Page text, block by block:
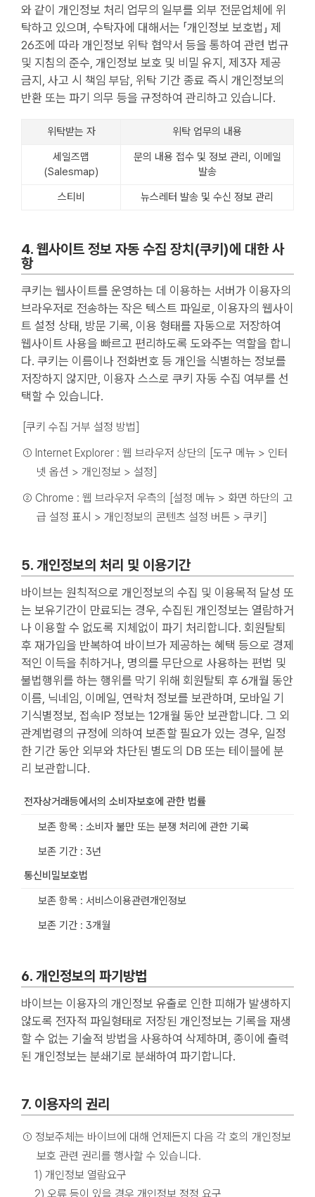
와 같이 개인정보 처리 업무의 일부를 외부 전문업체에 위
탁하고 있으며, 수탁자에 대해서는 「개인정보 보호법」 제
26조에 따라 개인정보 위탁 협약서 등을 통하여 관련 법규
및 지침의 준수, 개인정보 보호 및 비밀 유지, 제3자 제공
금지, 사고 시 책임 부담, 위탁 기간 종료 즉시 개인정보의
반환 또는 파기 의무 등을 규정하여 관리하고 있습니다.
위탁받는 자
위탁 업무의 내용
세일즈맵
(Salesmap)
문의 내용 접수 및 정보 관리, 이메일
발송
스티비
뉴스레터 발송 및 수신 정보 관리
4. 웹사이트 정보 자동 수집 장치(쿠키)에 대한 사
항
쿠키는 웹사이트를 운영하는 데 이용하는 서버가 이용자의
브라우저로 전송하는 작은 텍스트 파일로, 이용자의 웹사이
트 설정 상태, 방문 기록, 이용 형태를 자동으로 저장하여
웹사이트 사용을 빠르고 편리하도록 도와주는 역할을 합니
다. 쿠키는 이름이나 전화번호 등 개인을 식별하는 정보를
저장하지 않지만, 이용자 스스로 쿠키 자동 수집 여부를 선
택할 수 있습니다.
[쿠키 수집 거부 설정 방법]
① Internet Explorer : 웹 브라우저 상단의 [도구 메뉴 > 인터
넷 옵션 > 개인정보 > 설정]
② Chrome : 웹 브라우저 우측의 [설정 메뉴 > 화면 하단의 고
급 설정 표시 > 개인정보의 콘텐츠 설정 버튼 > 쿠키]
5. 개인정보의 처리 및 이용기간
바이브는 원칙적으로 개인정보의 수집 및 이용목적 달성 또
는 보유기간이 만료되는 경우, 수집된 개인정보는 열람하거
나 이용할 수 없도록 지체없이 파기 처리합니다. 회원탈퇴
후 재가입을 반복하여 바이브가 제공하는 혜택 등으로 경제
적인 이득을 취하거나, 명의를 무단으로 사용하는 편법 및
불법행위를 하는 행위를 막기 위해 회원탈퇴 후 6개월 동안
이름, 닉네임, 이메일, 연락처 정보를 보관하며, 모바일 기
기식별정보, 접속IP 정보는 12개월 동안 보관합니다. 그 외
관계법령의 규정에 의하여 보존할 필요가 있는 경우, 일정
한 기간 동안 외부와 차단된 별도의 DB 또는 테이블에 분
리 보관합니다.
전자상거래등에서의 소비자보호에 관한 법률
보존 항목 : 소비자 불만 또는 분쟁 처리에 관한 기록
보존 기간 : 3년
통신비밀보호법
보존 항목 : 서비스이용관련개인정보
보존 기간 : 3개월
6. 개인정보의 파기방법
바이브는 이용자의 개인정보 유출로 인한 피해가 발생하지
않도록 전자적 파일형태로 저장된 개인정보는 기록을 재생
할 수 없는 기술적 방법을 사용하여 삭제하며, 종이에 출력
된 개인정보는 분쇄기로 분쇄하여 파기합니다.
7. 이용자의 권리
① 정보주체는 바이브에 대해 언제든지 다음 각 호의 개인정보
보호 관련 권리를 행사할 수 있습니다.
1) 개인정보 열람요구
2) 오류 등이 있을 경우 개인정보 정정 요구